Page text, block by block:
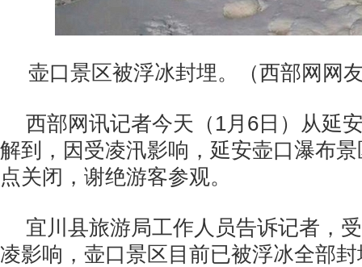
壶口景区被浮冰封埋。（西部网网
西部网讯记者今天（1月6日）从延
解到，因受凌汛影响，延安壶口瀑布
点关闭，谢绝游客参观。
宜川县旅游局工作人员告诉记者，
凌影响，壶口景区目前已被浮冰全部